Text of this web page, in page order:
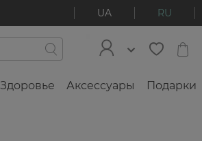
UA RU
Здоровье Аксессуары Подарки